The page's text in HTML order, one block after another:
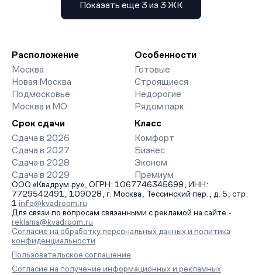
Показать еще 3 из 3 ЖК
Расположение
Москва
Новая Москва
Подмосковье
Москва и МО
Особенности
Готовые
Строящиеся
Недорогие
Рядом парк
Срок сдачи
Сдача в 2026
Сдача в 2027
Сдача в 2028
Сдача в 2029
Класс
Комфорт
Бизнес
Эконом
Премиум
ООО «Квадрум.ру», ОГРН: 1067746345699, ИНН:
7729542491, 109028, г. Москва, Тессинский пер., д. 5, стр.
1 info@kvadroom.ru
Для связи по вопросам связанными с рекламой на сайте -
reklama@kvadroom.ru
Согласие на обработку персональных данных и политика
конфиденциальности
Пользовательское соглашение
Согласие на получение информационных и рекламных